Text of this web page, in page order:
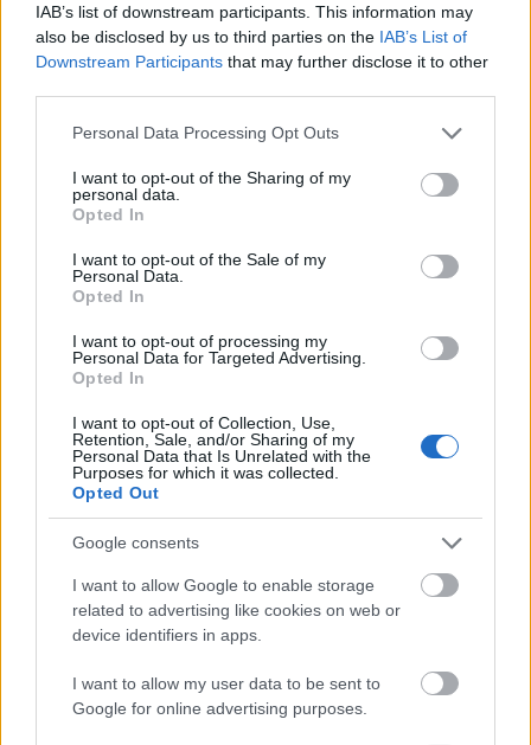
IAB’s list of downstream participants. This information may
also be disclosed by us to third parties on the IAB’s List of
Downstream Participants that may further disclose it to other
Please note that this website/app uses one or more Google
not limited to your visit or usage behaviour. You may click to
grant or deny consent to Google and its third-party tags to
use your data for below specified purposes in below Google
consent section.
Personal Data Processing Opt Outs
I want to opt-out of the Sharing of my
personal data.
Opted In
I want to opt-out of the Sale of my
Personal Data.
Opted In
I want to opt-out of processing my
Personal Data for Targeted Advertising.
Opted In
I want to opt-out of Collection, Use,
Retention, Sale, and/or Sharing of my
Personal Data that Is Unrelated with the
Purposes for which it was collected.
Opted Out
Google consents
I want to allow Google to enable storage
related to advertising like cookies on web or
device identifiers in apps.
I want to allow my user data to be sent to
Google for online advertising purposes.
ΠΕΛΟΠΟΝΝΗΣΟΣ
Καιρός: Νεφώσεις τοπικά αυξημένες με
Ανεμοι: Από νότιες διευθύνσεις 4 με 6 και βαθμιαία
από το μεσημέρι δυτικών διευθύνσεων 5 με 6
μποφόρ.
Θερμοκρασία: Από 09 έως 22 βαθμούς Κελσίου.